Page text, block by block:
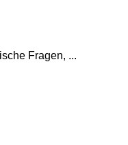
Fragen, ...